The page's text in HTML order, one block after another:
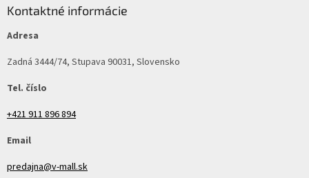
Kontaktné informácie
Adresa
Zadná 3444/74, Stupava 90031, Slovensko
Tel. číslo
+421 911 896 894
Email
predajna@v-mall.sk